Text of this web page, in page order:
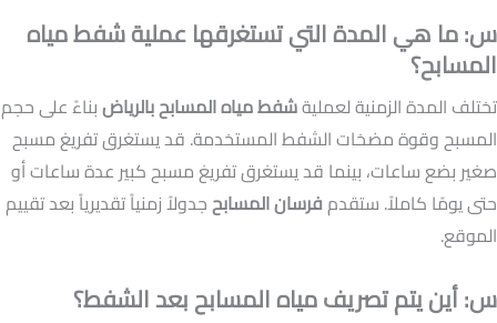
س: ما هي المدة التي تستغرقها عملية شفط مياه
المسابح؟
تختلف المدة الزمنية لعمليةشفط مياه المسابح بالرياضبناءً على حجم
المسبح وقوة مضخات الشفط المستخدمة. قد يستغرق تفريغ مسبح
صغير بضع ساعات، بينما قد يستغرق تفريغ مسبح كبير عدة ساعات أو
حتى يومًا كاملاً. ستقدمفرسان المسابحجدولاً زمنياً تقديرياً بعد تقييم
الموقع.
س: أين يتم تصريف مياه المسابح بعد الشفط؟